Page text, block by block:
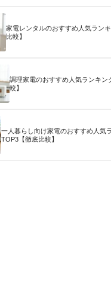
家電レンタルのおすすめ人気ラン
比較】
調理家電のおすすめ人気ランキン
較】
一人暮らし向け家電のおすすめ人気
TOP3【徹底比較】